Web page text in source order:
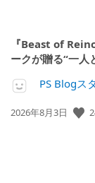
『Beast of
ークが贈る“一人
PS Blogス
公
2026年8月3日